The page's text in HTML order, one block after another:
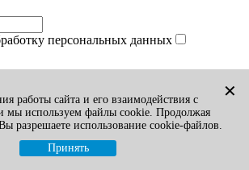
персональных данных
0
✕
работы сайта и его взаимодействия с
мы используем файлы cookie. Продолжая
разрешаете использование cookie-файлов.
Принять